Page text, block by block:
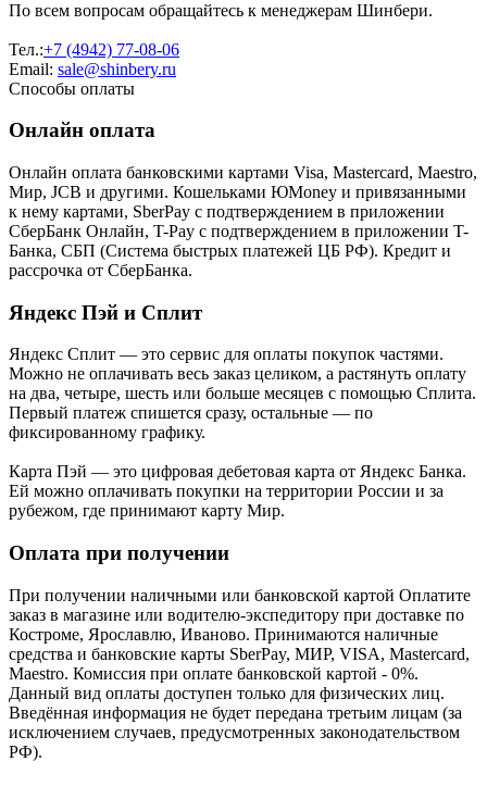
По всем вопросам обращайтесь к менеджерам Шинбери.
Тел.:+7 (4942) 77-08-06
Email: sale@shinbery.ru
Способы оплаты
Онлайн оплата
Онлайн оплата банковскими картами Visa, Mastercard, Maestro,
Мир, JCB и другими. Кошельками ЮMoney и привязанными
к нему картами, SberPay с подтверждением в приложении
СберБанк Онлайн, T-Pay с подтверждением в приложении T-
Банка, СБП (Система быстрых платежей ЦБ РФ). Кредит и
рассрочка от СберБанка.
Яндекс Пэй и Сплит
Яндекс Cплит — это сервис для оплаты покупок частями.
Можно не оплачивать весь заказ целиком, а растянуть оплату
на два, четыре, шесть или больше месяцев с помощью Сплита.
Первый платеж спишется сразу, остальные — по
фиксированному графику.
Карта Пэй — это цифровая дебетовая карта от Яндекс Банка.
Ей можно оплачивать покупки на территории России и за
рубежом, где принимают карту Мир.
Оплата при получении
При получении наличными или банковской картой Оплатите
заказ в магазине или водителю-экспедитору при доставке по
Костроме, Ярославлю, Иваново. Принимаются наличные
средства и банковские карты SberPay, МИР, VISA, Mastercard,
Maestro. Комиссия при оплате банковской картой - 0%.
Данный вид оплаты доступен только для физических лиц.
Введённая информация не будет передана третьим лицам (за
исключением случаев, предусмотренных законодательством
РФ).